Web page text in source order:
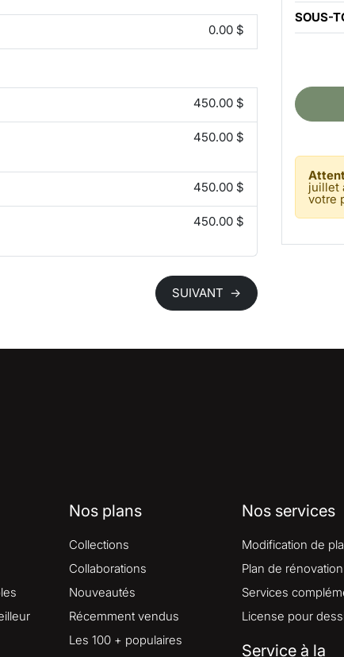
0.00 $
450.00 $
450.00 $
450.00 $
450.00 $
SUIVANT →
SOUS-
juillet
votre
Nos plans
Collections
Collaborations
Nouveautés
Récemment vendus
Les 100 + populaires
Nos services
Modification de
Plan de rénovation
Services
License pour
Service à la